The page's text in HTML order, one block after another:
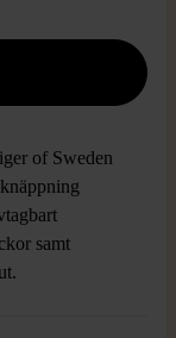
of Sweden
samt